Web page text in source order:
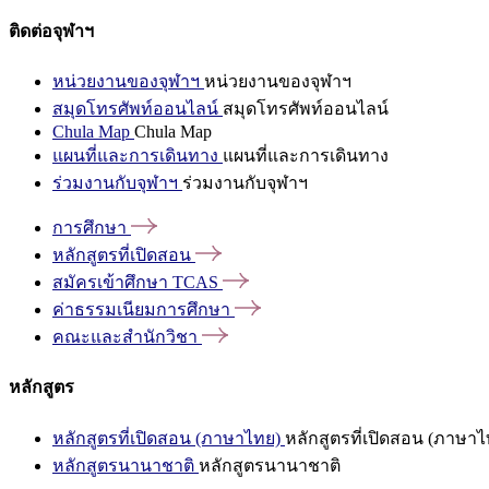
ติดต่อจุฬาฯ
หน่วยงานของจุฬาฯ หน่วยงานของจุฬาฯ
สมุดโทรศัพท์ออนไลน์ สมุดโทรศัพท์ออนไลน์
Chula Map Chula Map
แผนที่และการเดินทาง แผนที่และการเดินทาง
ร่วมงานกับจุฬาฯ ร่วมงานกับจุฬาฯ
การศึกษา
หลักสูตรที่เปิดสอน
สมัครเข้าศึกษา TCAS
ค่าธรรมเนียมการศึกษา
คณะและสำนักวิชา
หลักสูตร
หลักสูตรที่เปิดสอน (ภาษาไทย) หลักสูตรที่เปิดสอน (ภาษาไ
หลักสูตรนานาชาติ หลักสูตรนานาชาติ